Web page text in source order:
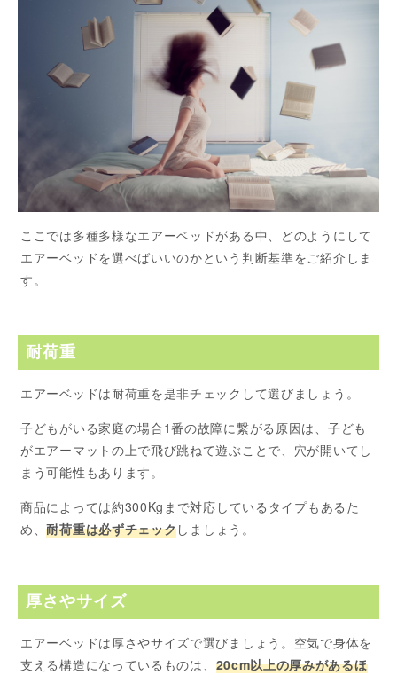
ここでは多種多様なエアーベッドがある中、どのようにして
エアーベッドを選べばいいのかという判断基準をご紹介しま
す。
耐荷重
エアーベッドは耐荷重を是非チェックして選びましょう。
子どもがいる家庭の場合1番の故障に繋がる原因は、子ども
がエアーマットの上で飛び跳ねて遊ぶことで、穴が開いてし
まう可能性もあります。
商品によっては約300Kgまで対応しているタイプもあるた
め、耐荷重は必ずチェックしましょう。
厚さやサイズ
エアーベッドは厚さやサイズで選びましょう。空気で身体を
支える構造になっているものは、 20cm以上の厚みがあるほ